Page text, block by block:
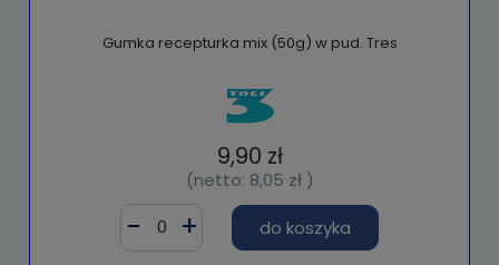
Gumka recepturka mix (50g) w pud. Tres
9,90 zł
(netto: 8,05 zł)
do koszyka